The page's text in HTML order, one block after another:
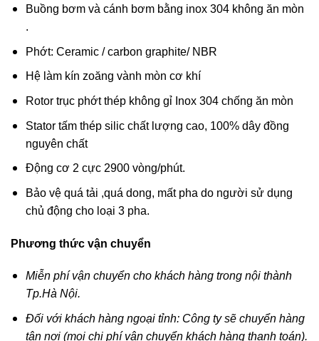
Buồng bơm và cánh bơm bằng inox 304 không ăn mòn
.
Phớt: Ceramic / carbon graphite/ NBR
Hệ làm kín zoăng vành mòn cơ khí
Rotor trục phớt thép không gỉ Inox 304 chống ăn mòn
Stator tấm thép silic chất lượng cao, 100% dây đồng
nguyên chất
Động cơ 2 cực 2900 vòng/phút.
Bảo vệ quá tải ,quá dong, mất pha do người sử dụng
chủ động cho loại 3 pha.
Phương thức vận chuyển
Miễn phí vận chuyển cho khách hàng trong nội thành
Tp.Hà Nội.
Đối với khách hàng ngoại tỉnh: Công ty sẽ chuyển hàng
tận nơi (mọi chi phí vận chuyển khách hàng thanh toán).